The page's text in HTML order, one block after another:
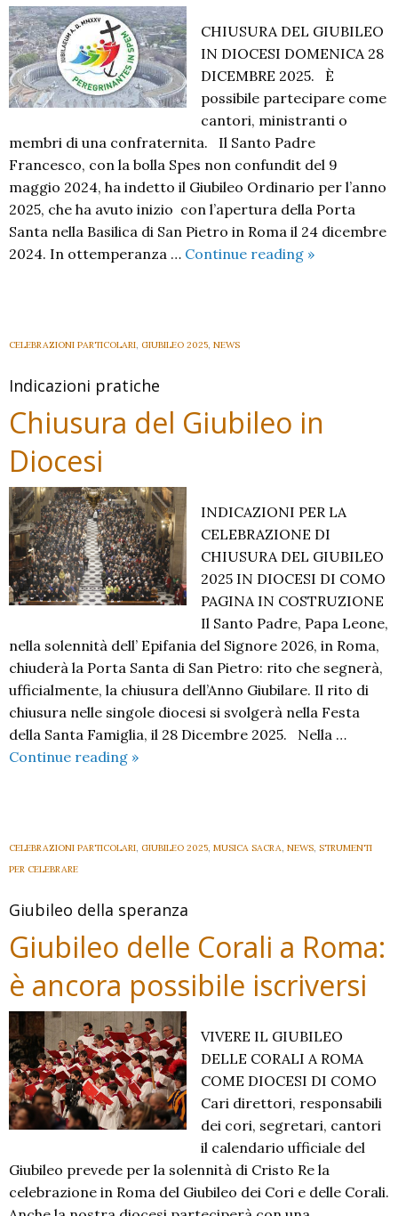
CHIUSURA DEL GIUBILEO
IN DIOCESI DOMENICA 28
DICEMBRE 2025. È
possibile partecipare come
cantori, ministranti o
membri di una confraternita. Il Santo Padre
Francesco, con la bolla Spes non confundit del 9
maggio 2024, ha indetto il Giubileo Ordinario per l’anno
2025, che ha avuto inizio con l’apertura della Porta
Santa nella Basilica di San Pietro in Roma il 24 dicembre
2024. In ottemperanza … Continue reading Celebrazione
ministranti,
»
CELEBRAZIONI PARTICOLARI, GIUBILEO 2025, NEWS
Indicazioni pratiche
Chiusura del Giubileo in
Diocesi
INDICAZIONI PER LA
CELEBRAZIONE DI
CHIUSURA DEL GIUBILEO
2025 IN DIOCESI DI COMO
PAGINA IN COSTRUZIONE
Il Santo Padre, Papa Leone,
nella solennità dell’ Epifania del Signore 2026, in Roma,
chiuderà la Porta Santa di San Pietro: rito che segnerà,
ufficialmente, la chiusura dell’Anno Giubilare. Il rito di
chiusura nelle singole diocesi si svolgerà nella Festa
della Santa Famiglia, il 28 Dicembre 2025. Nella …
Continue reading Chiusura
Diocesi
»
CELEBRAZIONI PARTICOLARI, GIUBILEO 2025, MUSICA SACRA, NEWS, STRUMENTI
PER CELEBRARE
Giubileo della speranza
Giubileo delle Corali a Roma:
è ancora possibile iscriversi
VIVERE IL GIUBILEO
DELLE CORALI A ROMA
COME DIOCESI DI COMO
Cari direttori, responsabili
dei cori, segretari, cantori
il calendario ufficiale del
Giubileo prevede per la solennità di Cristo Re la
celebrazione in Roma del Giubileo dei Cori e delle Corali.